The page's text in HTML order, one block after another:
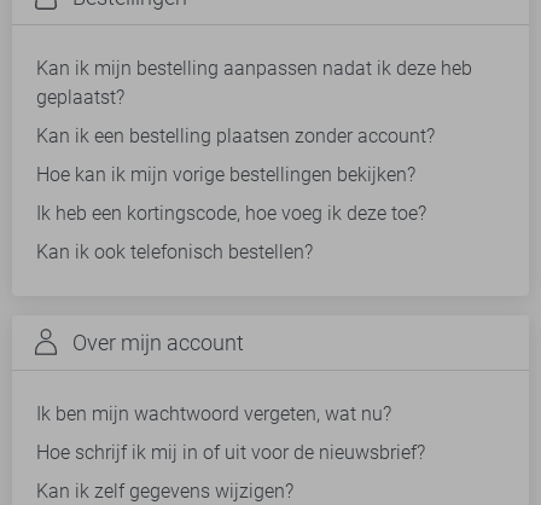
Kan ik mijn bestelling aanpassen nadat ik deze heb
geplaatst?
Kan ik een bestelling plaatsen zonder account?
Hoe kan ik mijn vorige bestellingen bekijken?
Ik heb een kortingscode, hoe voeg ik deze toe?
Kan ik ook telefonisch bestellen?
Over mijn account
Ik ben mijn wachtwoord vergeten, wat nu?
Hoe schrijf ik mij in of uit voor de nieuwsbrief?
Kan ik zelf gegevens wijzigen?